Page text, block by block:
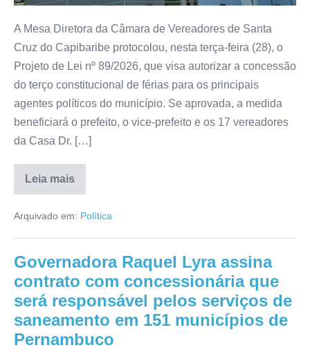
A Mesa Diretora da Câmara de Vereadores de Santa
Cruz do Capibaribe protocolou, nesta terça-feira (28), o
Projeto de Lei nº 89/2026, que visa autorizar a concessão
do terço constitucional de férias para os principais
agentes políticos do município. Se aprovada, a medida
beneficiará o prefeito, o vice-prefeito e os 17 vereadores
da Casa Dr. […]
Leia mais
Arquivado em: Política
Governadora Raquel Lyra assina
contrato com concessionária que
será responsável pelos serviços de
saneamento em 151 municípios de
Pernambuco